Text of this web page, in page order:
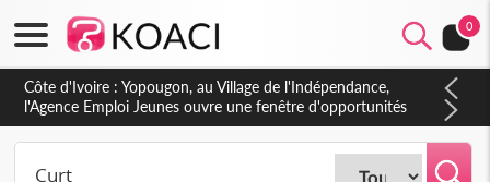
0
Côte d'Ivoire : Yopougon, au Village de l'Indépendance,
l'Agence Emploi Jeunes ouvre une fenêtre d'opportunités
pour la jeunesse ivoirienne